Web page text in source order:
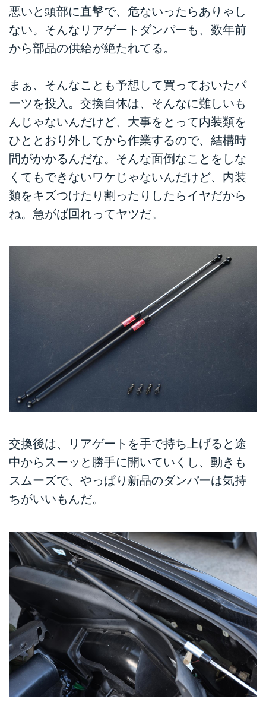
悪いと頭部に直撃で、危ないったらありゃし
ない。そんなリアゲートダンパーも、数年前
から部品の供給が絶たれてる。
まぁ、そんなことも予想して買っておいたパ
ーツを投入。交換自体は、そんなに難しいも
んじゃないんだけど、大事をとって内装類を
ひととおり外してから作業するので、結構時
間がかかるんだな。そんな面倒なことをしな
くてもできないワケじゃないんだけど、内装
類をキズつけたり割ったりしたらイヤだから
ね。急がば回れってヤツだ。
交換後は、リアゲートを手で持ち上げると途
中からスーッと勝手に開いていくし、動きも
スムーズで、やっぱり新品のダンパーは気持
ちがいいもんだ。